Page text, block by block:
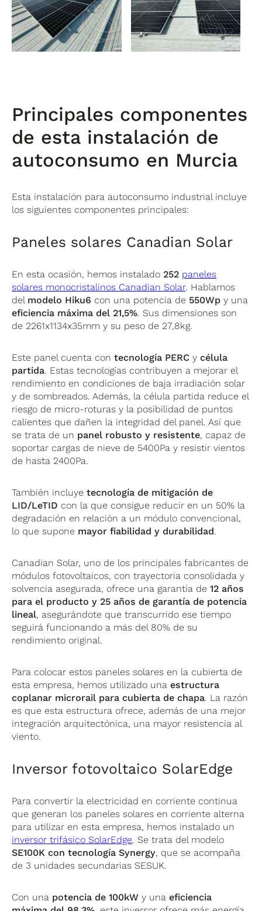
Principales componentes
de esta instalación de
autoconsumo en Murcia
Esta instalación para autoconsumo industrial incluye
los siguientes componentes principales:
Paneles solares Canadian Solar
En esta ocasión, hemos instalado 252 paneles
solares monocristalinos Canadian Solar. Hablamos
del modelo Hiku6 con una potencia de 550Wpy una
eficiencia máxima del 21,5%. Sus dimensiones son
de 2261x1134x35mm y su peso de 27,8kg.
Este panel cuenta contecnología PERC ycélula
partida. Estas tecnologías contribuyen a mejorar el
rendimiento en condiciones de baja irradiación solar
y de sombreados. Además, la célula partida reduce el
riesgo de micro-roturas y la posibilidad de puntos
calientes que dañen la integridad del panel. Así que
se trata de un panel robusto y resistente, capaz de
soportar cargas de nieve de 5400Pa y resistir vientos
de hasta 2400Pa.
También incluyetecnología de mitigación de
LID/LeTID con la que consigue reducir en un 50% la
degradación en relación a un módulo convencional,
lo que supone mayor fiabilidad y durabilidad.
Canadian Solar, uno de los principales fabricantes de
módulos fotovoltaicos, con trayectoria consolidada y
solvencia asegurada, ofrece una garantía de12 años
para el producto y 25 años de garantía de potencia
lineal, asegurándote que transcurrido ese tiempo
seguirá funcionando a más del 80% de su
rendimiento original.
Para colocar estos paneles solares en la cubierta de
esta empresa, hemos utilizado unaestructura
coplanar microrail para cubierta de chapa. La razón
es que esta estructura ofrece, además de una mejor
integración arquitectónica, una mayor resistencia al
viento.
Inversor fotovoltaico SolarEdge
Para convertir la electricidad en corriente continua
que generan los paneles solares en corriente alterna
para utilizar en esta empresa, hemos instalado un
inversor trifásico SolarEdge. Se trata del modelo
SE100K con tecnología Synergy, que se acompaña
de 3 unidades secundarias SESUK.
Con una potencia de 100kWy unaeficiencia